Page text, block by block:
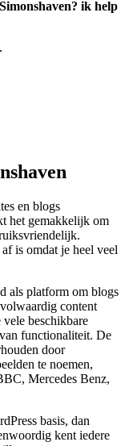
ik help
en blogs
het gemakkelijk om
is omdat je heel veel
als platform om blogs
content
vele beschikbare
functionaliteit. De
door
te noemen,
Mercedes Benz,
basis, dan
kent iedere